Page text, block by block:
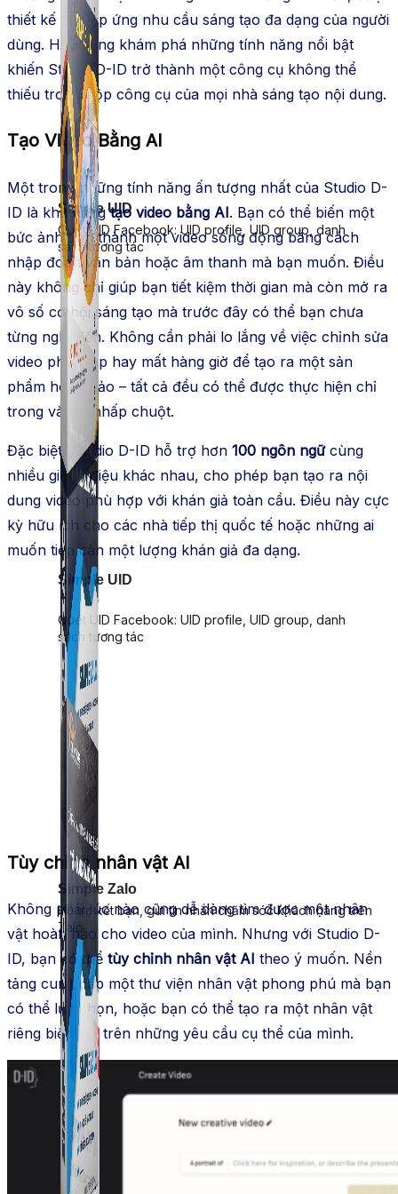
Simple UID
Quét UID Facebook: UID profile, UID group, danh
sách tương tác
Simple Zalo
Hỗ trợ kết bạn, gửi tin nhắn chăm sóc khách hàng trên
Zalo.
Simple UID
Quét UID Facebook: UID profile, UID group, danh
sách tương tác
thiết kế để đáp ứng nhu cầu sáng tạo đa dạng của người
dùng. Hãy cùng khám phá những tính năng nổi bật
khiến Studio D-ID trở thành một công cụ không thể
thiếu trong hộp công cụ của mọi nhà sáng tạo nội dung.
Tạo Video Bằng AI
Một trong những tính năng ấn tượng nhất của Studio D-
ID là khả năngtạo video bằng AI. Bạn có thể biến một
bức ảnh tĩnh thành một video sống động bằng cách
nhập đoạn văn bản hoặc âm thanh mà bạn muốn. Điều
này không chỉ giúp bạn tiết kiệm thời gian mà còn mở ra
vô số cơ hội sáng tạo mà trước đây có thể bạn chưa
từng nghĩ đến. Không cần phải lo lắng về việc chỉnh sửa
video phức tạp hay mất hàng giờ để tạo ra một sản
phẩm hoàn hảo – tất cả đều có thể được thực hiện chỉ
trong vài cú nhấp chuột.
Đặc biệt, Studio D-ID hỗ trợ hơn 100 ngôn ngữcùng
nhiều giọng điệu khác nhau, cho phép bạn tạo ra nội
dung video phù hợp với khán giả toàn cầu. Điều này cực
kỳ hữu ích cho các nhà tiếp thị quốc tế hoặc những ai
muốn tiếp cận một lượng khán giả đa dạng.
Tùy chỉnh nhân vật AI
Không phải lúc nào cũng dễ dàng tìm được một nhân
vật hoàn hảo cho video của mình. Nhưng với Studio D-
ID, bạn có thể tùy chỉnh nhân vật AI theo ý muốn. Nền
tảng cung cấp một thư viện nhân vật phong phú mà bạn
có thể lựa chọn, hoặc bạn có thể tạo ra một nhân vật
riêng biệt dựa trên những yêu cầu cụ thể của mình.